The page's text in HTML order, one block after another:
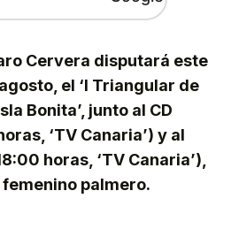
Cervera disputará este
el ‘I Triangular de
Bonita’, junto al CD
‘TV Canaria’) y al
horas, ‘TV Canaria’),
palmero.